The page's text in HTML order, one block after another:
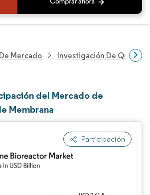
Mercado Investigación De
del Mercado de
Membrana
Participación